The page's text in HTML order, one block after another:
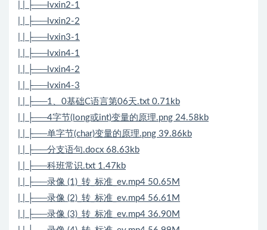
| | ├──lvxin2-1
| | ├──lvxin2-2
| | ├──lvxin3-1
| | ├──lvxin4-1
| | ├──lvxin4-2
| | ├──lvxin4-3
| | ├──1、0基础C语言第06天.txt 0.71kb
| | ├──4字节(long或int)变量的原理.png 24.58kb
| | ├──单字节(char)变量的原理.png 39.86kb
| | ├──分支语句.docx 68.63kb
| | ├──科班常识.txt 1.47kb
| | ├──录像 (1)_转_标准_ev.mp4 50.65M
| | ├──录像 (2)_转_标准_ev.mp4 56.61M
| | ├──录像 (3)_转_标准_ev.mp4 36.90M